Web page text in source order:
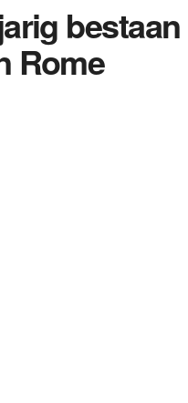
Rome